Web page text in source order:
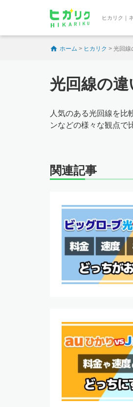
ヒカリク｜
ホーム > ヒカリク > 光回線
光回線の違
人気のある光回線を比
ンなどの様々な観点で
関連記事